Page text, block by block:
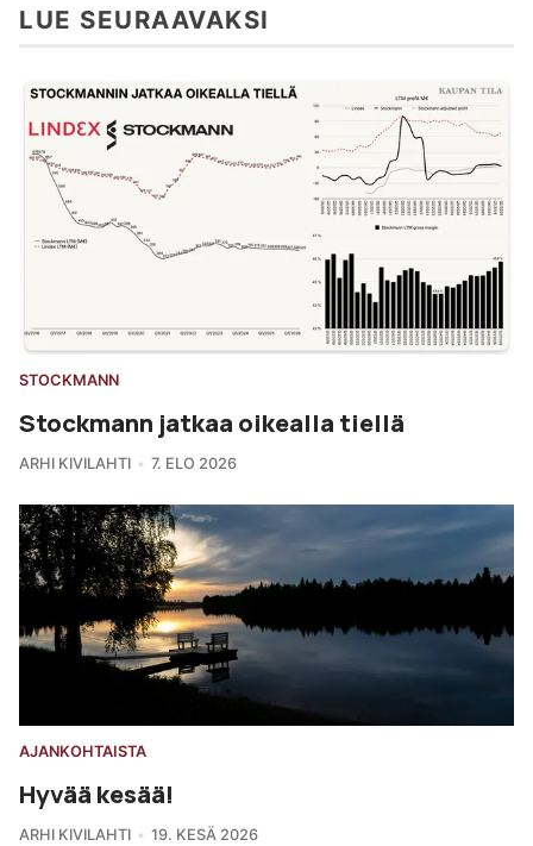
LUE SEURAAVAKSI
STOCKMANN
Stockmann jatkaa oikealla tiellä
ARHI KIVILAHTI 7. ELO 2026
AJANKOHTAISTA
Hyvää kesää!
ARHI KIVILAHTI 19. KESÄ 2026